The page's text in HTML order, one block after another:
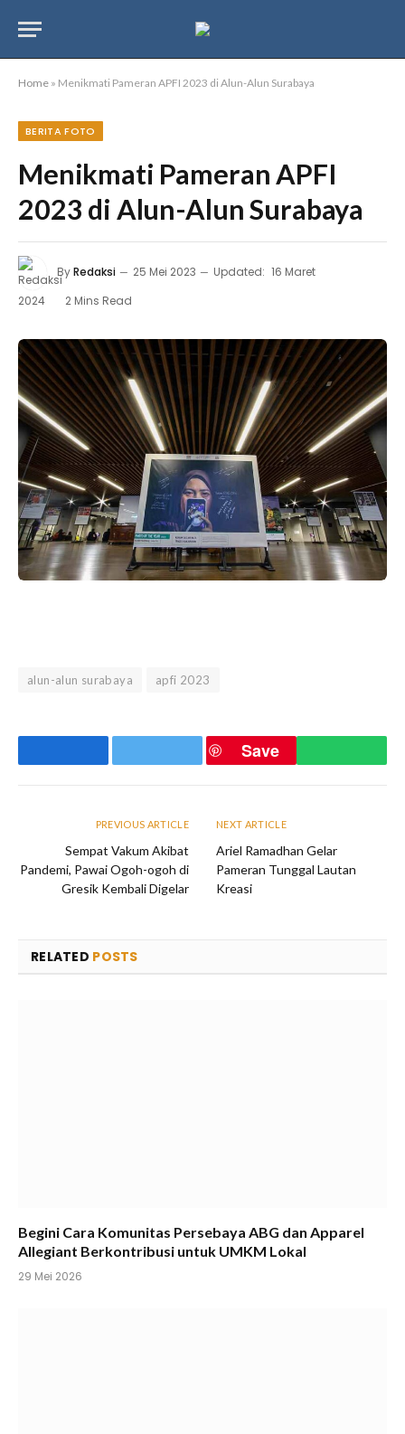
Home » Menikmati Pameran APFI 2023 di Alun-Alun Surabaya
BERITA FOTO
Menikmati Pameran APFI
2023 di Alun-Alun Surabaya
ByRedaksi 25 Mei 2023 Updated: 16 Maret
2024
2 Mins Read
alun-alun surabaya apfi 2023
Facebook Twitter
Save
PREVIOUS ARTICLE
Sempat Vakum Akibat
Pandemi, Pawai Ogoh-ogoh di
Gresik Kembali Digelar
NEXT ARTICLE
Ariel Ramadhan Gelar
Pameran Tunggal Lautan
Kreasi
RELATED POSTS
Begini Cara Komunitas Persebaya ABG dan Apparel
Allegiant Berkontribusi untuk UMKM Lokal
29 Mei 2026